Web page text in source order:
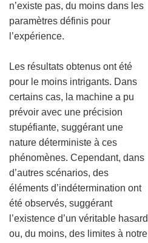
n’existe pas, du moins dans les
paramètres définis pour
l’expérience.
Les résultats obtenus ont été
pour le moins intrigants. Dans
certains cas, la machine a pu
prévoir avec une précision
stupéfiante, suggérant une
nature déterministe à ces
phénomènes. Cependant, dans
d’autres scénarios, des
éléments d’indétermination ont
été observés, suggérant
l’existence d’un véritable hasard
ou, du moins, des limites à notre